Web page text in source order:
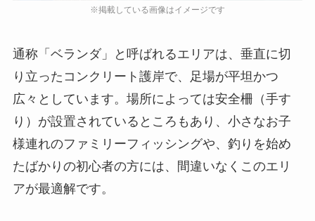
通称「ベランダ」と呼ばれるエリアは、垂直に切
り立ったコンクリート護岸で、足場が平坦かつ
広々としています。場所によっては安全柵（手す
り）が設置されているところもあり、小さなお子
様連れのファミリーフィッシングや、釣りを始め
たばかりの初心者の方には、間違いなくこのエリ
アが最適解です。